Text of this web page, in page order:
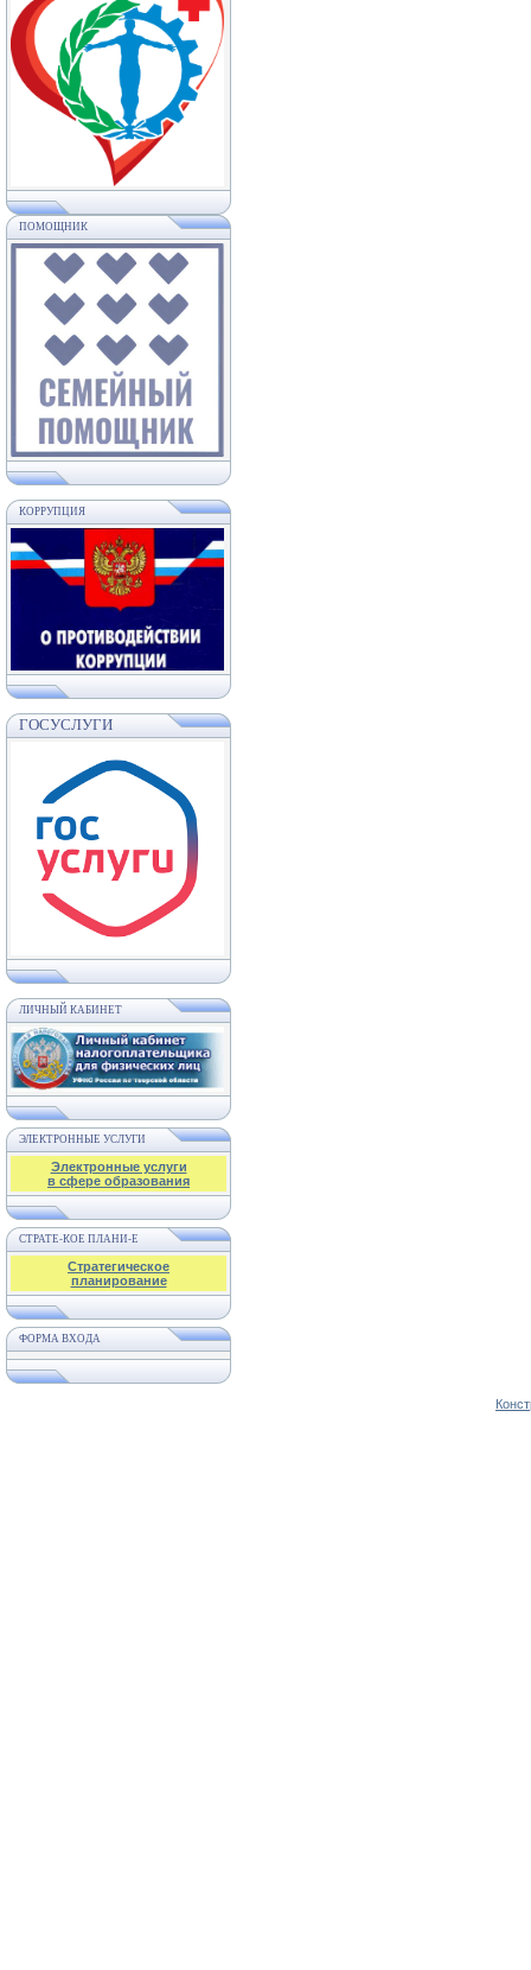
ПОМОЩНИК
КОРРУПЦИЯ
ГОСУСЛУГИ
ЛИЧНЫЙ КАБИНЕТ
ЭЛЕКТРОННЫЕ УСЛУГИ
Электронные услуги
в сфере образования
СТРАТЕ-КОЕ ПЛАНИ-Е
Стратегическое
планирование
ФОРМА ВХОДА